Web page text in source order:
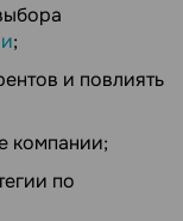
;
и повлиять
компании;
по